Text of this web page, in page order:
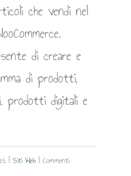
che vendi nel
di creare e
di prodotti,
digitali e
| Siti Web | Commenti